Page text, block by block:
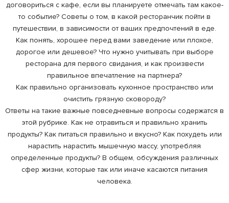
договориться с кафе, если вы планируете отмечать там какое-
то событие? Советы о том, в какой ресторанчик пойти в
путешествии, в зависимости от ваших предпочтений в еде.
Как понять, хорошее перед вами заведение или плохое,
дорогое или дешевое? Что нужно учитывать при выборе
ресторана для первого свидания, и как произвести
правильное впечатление на партнера?
Как правильно организовать кухонное пространство или
очистить грязную сковороду?
Ответы на такие важные повседневные вопросы содержатся в
этой рубрике. Как не отравиться и правильно хранить
продукты? Как питаться правильно и вкусно? Как похудеть или
нарастить нарастить мышечную массу, употребляя
определенные продукты? В общем, обсуждения различных
сфер жизни, которые так или иначе касаются питания
человека.